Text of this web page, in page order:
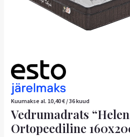
Kuumakse al. 10,40€ / 36 kuud
Vedrumadrats
Ortopeediline